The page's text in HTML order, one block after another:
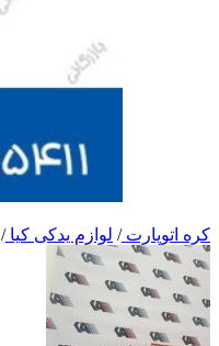
کره اتوپارت/ لوازم یدکی کیا/